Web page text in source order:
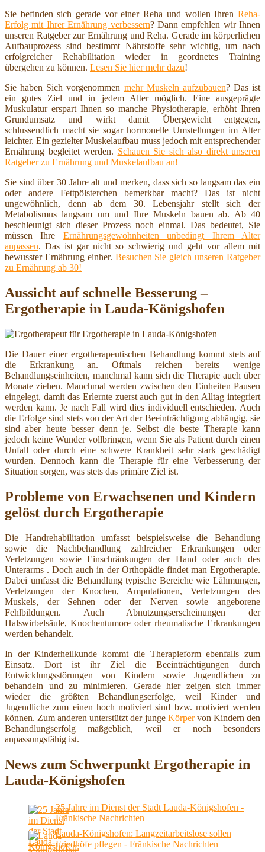
Sie befinden sich gerade vor einer Reha und wollen Ihren Reha-
Erfolg mit Ihrer Ernährung verbessern? Dann empfehlen wir Ihnen
unseren Ratgeber zur Ernährung und Reha. Gerade im körperlichen
Aufbauprozess sind bestimmt Nährstoffe sehr wichtig, um nach
erfolgreicher Rehabilitation wieder in geordnetes Training
übergehen zu können. Lesen Sie hier mehr dazu!
Sie haben Sich vorgenommen mehr Muskeln aufzubauen? Das ist
ein gutes Ziel und in jedem Alter möglich. Eine ausgeprägte
Muskulatur erspart Ihnen so manche Physiotherapie, erhöht Ihren
Grundumsatz und wirkt damit Übergewicht entgegen,
schlussendlich macht sie sogar hormonelle Umstellungen im Alter
leichter. Ein gezielter Muskelaufbau muss jedoch mit entsprechender
Ernährung begleitet werden. Schauen Sie sich also direkt unseren
Ratgeber zu Ernährung und Muskelaufbau an!
Sie sind über 30 Jahre alt und merken, dass sich so langsam das ein
oder andere Fettpölsterchen bemerkbar macht? Das ist nicht
ungewöhnlich, denn ab dem 30. Lebensjahr stellt sich der
Metabolismus langsam um und Ihre Muskeln bauen ab. Ab 40
beschleunigt sich dieser Prozess noch einmal. Das bedeutet, Sie
müssen Ihre Ernährungsgewohnheiten unbedingt Ihrem Alter
anpassen. Das ist gar nicht so schwierig und geht vor allem mit
bewusster Ernährung einher. Besuchen Sie gleich unseren Ratgeber
zu Ernährung ab 30!
Aussicht auf schnelle Besserung –
Ergotherapie in Lauda-Königshofen
Die Dauer einer ergotherapeutischen Behandlung kommt stets auf
die Erkrankung an. Oftmals reichen bereits wenige
Behandlungseinheiten, manchmal kann sich die Therapie auch über
Monate ziehen. Manchmal werden zwischen den Einheiten Pausen
eingelegt, damit das Erlernte zuerst auch gut in den Alltag integriert
werden kann. Je nach Fall wird dies individuell entschieden. Auch
die Erfolge sind stets von der Art der Beeinträchtigung abhängig, sie
sind aber heute besser denn je. Selbst die beste Therapie kann
jedoch keine Wunder vollbringen, wenn Sie als Patient durch einen
Unfall oder durch eine schwere Krankheit sehr stark geschädigt
wurden. Dennoch kann die Therapie für eine Verbesserung der
Situation sorgen, was stets das primäre Ziel ist.
Probleme von Erwachsenen und Kindern
gelöst durch Ergotherapie
Die Handrehabilitation umfasst beispielsweise die Behandlung
sowie die Nachbehandlung zahlreicher Erkrankungen oder
Verletzungen sowie Einschränkungen der Hand oder auch des
Unterarms . Doch auch in der Orthopädie findet man Ergotherapie.
Dabei umfasst die Behandlung typische Bereiche wie Lähmungen,
Verletzungen der Knochen, Amputationen, Verletzungen des
Muskels, der Sehnen oder der Nerven sowie angeborene
Fehlbildungen. Auch Abnutzungserscheinungen der
Halswirbelsäule, Knochentumore oder rheumatische Erkrankungen
werden behandelt.
In der Kinderheilkunde kommt die Therapieform ebenfalls zum
Einsatz. Dort ist ihr Ziel die Beeinträchtigungen durch
Entwicklungsstörungen von Kindern sowie Jugendlichen zu
behandeln und zu minimieren. Gerade hier zeigen sich immer
wieder die größten Behandlungserfolge, weil Kinder und
Jugendliche zum einen hoch motiviert sind bzw. motiviert werden
können. Zum anderen unterstützt der junge Körpervon Kindern den
Behandlungserfolg maßgeblich, weil er noch besonders
anpassungsfähig ist.
News zum Schwerpunkt Ergotherapie in
Lauda-Königshofen
25 Jahre im Dienst der Stadt Lauda-Königshofen -
Fränkische Nachrichten
Lauda-Königshofen: Langzeitarbeitslose sollen
Friedhöfe pflegen - Fränkische Nachrichten